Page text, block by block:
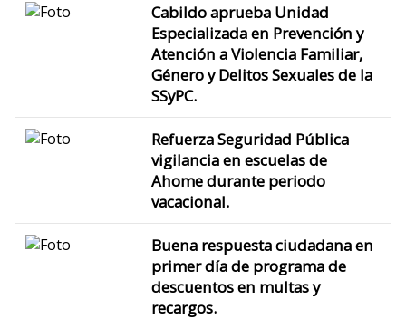
Cabildo aprueba Unidad
Especializada en Prevención y
Atención a Violencia Familiar,
Género y Delitos Sexuales de la
SSyPC.
Refuerza Seguridad Pública
vigilancia en escuelas de
Ahome durante periodo
vacacional.
Buena respuesta ciudadana en
primer día de programa de
descuentos en multas y
recargos.